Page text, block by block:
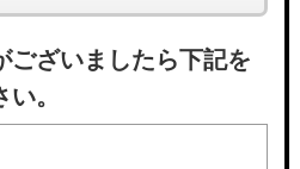
ございましたら下記を
。